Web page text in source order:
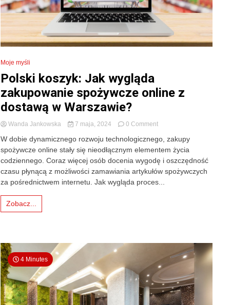
Moje myśli
Polski koszyk: Jak wygląda
zakupowanie spożywcze online z
dostawą w Warszawie?
Wanda Jankowska 7 maja, 2024 0 Commenton
koszyk:
Jak
wygląda
zakupowanie
W dobie dynamicznego rozwoju technologicznego, zakupy
spożywcze online stały się nieodłącznym elementem życia
codziennego. Coraz więcej osób docenia wygodę i oszczędność
czasu płynącą z możliwości zamawiania artykułów spożywczych
za pośrednictwem internetu. Jak wygląda proces...
Zobacz...
4 Minutes